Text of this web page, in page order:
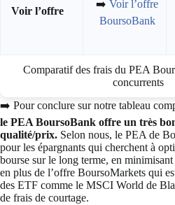
Voir l’offre
➡️ Voir l’offre
BoursoBank
Comparatif des frais du PEA
concurrents
➡️ Pour conclure sur notre tableau
le PEA BoursoBank offre un très
qualité/prix. Selon nous, le PEA de
pour les épargnants qui cherchent à
bourse sur le long terme, en
en plus de l’offre BoursoMarkets qui
des ETF comme le MSCI World de
de frais de courtage.